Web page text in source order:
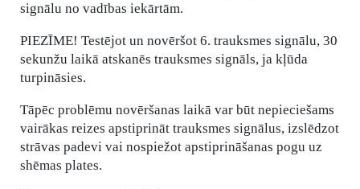
signālu no vadības iekārtām.
PIEZĪME! Testējot un novēršot 6. trauksmes signālu, 30
sekunžu laikā atskanēs trauksmes signāls, ja kļūda
turpināsies.
Tāpēc problēmu novēršanas laikā var būt nepieciešams
vairākas reizes apstiprināt trauksmes signālus, izslēdzot
strāvas padevi vai nospiežot apstiprināšanas pogu uz
shēmas plates.